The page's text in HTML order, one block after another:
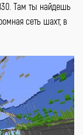
Там ты найдешь
сеть шахт, в